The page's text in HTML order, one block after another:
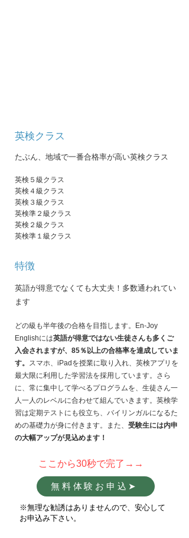
​英検クラス
たぶん、地域で一番合格率が高い英検クラス
​英検５級クラス
​英検４級クラス
英検３級クラス
英検準２級クラス
英検２級クラス
英検準１級クラス
​特徴
英語が得意でなくても大丈夫！多数通われてい
ます
どの級も半年後の合格を目指します。En-Joy
Englishには英語が得意ではない生徒さんも多くご
入会されますが、85％以上の合格率を達成していま
す。 スマホ、iPadを授業に取り入れ、英検アプリを
最大限に利用した学習法を採用しています。さら
に、常に集中して学べるプログラムを、生徒さん一
人一人のレベルに合わせて組んでいきます。英検学
習は定期テストにも役立ち、バイリンガルになるた
めの基礎力が身に付きます。また、 受験生には内申
の大幅アップが見込めます！
ここから30秒で完了→→
無料体験お申込➤
​※無理な勧誘はありませんので、安心して
お申込み下さい。